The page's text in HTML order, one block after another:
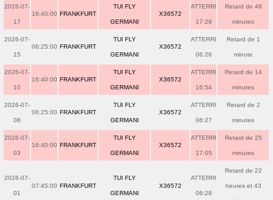
2026-07-
17
16:40:00 FRANKFURT
TUI FLY
GERMANI
X36572
ATTERRI
17:28
Retard de 48
minutes
2026-07-
15
06:25:00 FRANKFURT
TUI FLY
GERMANI
X36572
ATTERRI
06:26
Retard de 1
minute
2026-07-
10
16:40:00 FRANKFURT
TUI FLY
GERMANI
X36572
ATTERRI
16:54
Retard de 14
minutes
2026-07-
08
06:25:00 FRANKFURT
TUI FLY
GERMANI
X36572
ATTERRI
06:27
Retard de 2
minutes
2026-07-
03
16:40:00 FRANKFURT
TUI FLY
GERMANI
X36572
ATTERRI
17:05
Retard de 25
minutes
2026-07-
01
07:45:00 FRANKFURT
TUI FLY
GERMANI
X36572
ATTERRI
06:28
Retard de 22
heures et 43